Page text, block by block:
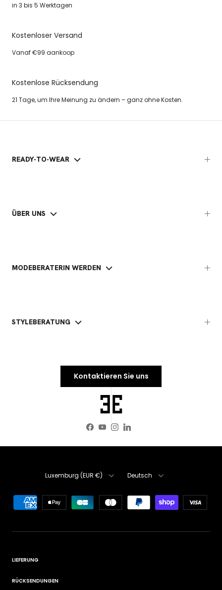
in 3 bis 5 Werktagen
Kostenloser Versand
Vanaf €99 aankoop
Kostenlose Rücksendung
21 Tage, um Ihre Meinung zu ändern – ganz ohne Kosten.
READY-TO-WEAR
ÜBER UNS
MODEBERATERIN WERDEN
STYLEBERATUNG
Kontaktieren Sie uns
Facebook
YouTube
Instagram
LinkedIn
Land/Region
Luxemburg (EUR €) Deutsch
LIEFERUNG
RÜCKSENDUNGEN